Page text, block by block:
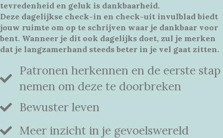
tevredenheid en geluk is dankbaarheid.
Deze dagelijkse check-in en check-uit invulblad biedt
jouw ruimte om op te schrijven waar je dankbaar voor
bent. Wanneer je dit ook dagelijks doet, zul je merken
dat je langzamerhand steeds beter in je vel gaat zitten.
Patronen herkennen en de eerste stap
nemen om deze te doorbreken
Bewuster leven
Meer inzicht in je gevoelswereld